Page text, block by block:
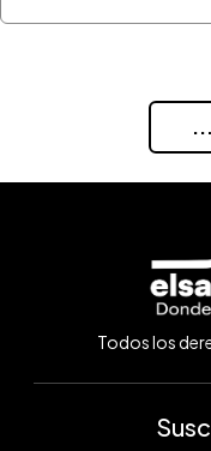
Todos los